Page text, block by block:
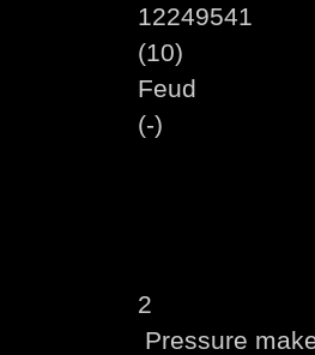
12249541
(10)
Feud
(-)
2
Pressure